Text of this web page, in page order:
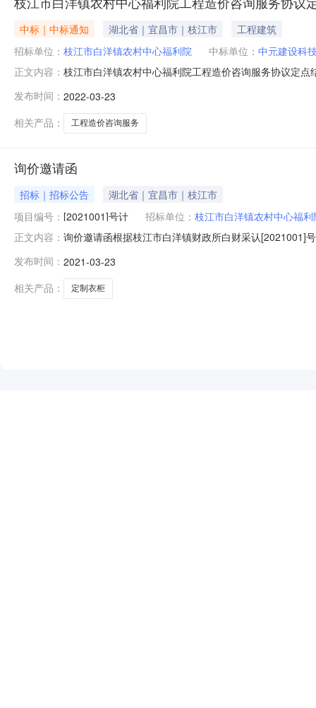
中标｜中标通知 湖北省｜宜昌市｜枝江市
工程建筑
招标单位： 枝江市白洋镇农村中心福利院 中标单位： 中元建设科
正文内容： 枝江市白洋镇农村中心福利院工程造价咨询服务协议定
求：枝江市白洋镇农村中心福利院厨房及室外改造工程
工
发布时间： 2022-03-23
相关产品：
工程造价咨询服务
询价邀请函
招标｜招标公告
湖北省｜宜昌市｜枝江市
项目编号： [2021001]号计 招标单位： 枝江市白洋镇农村中心福利
正文内容： 询价邀请函根据枝江市白洋镇财政所白财采认[2021001]
万元4、招标内容：购置定制衣柜55套。二、供应商资格
系的不同供应商
发布时间： 2021-03-23
相关产品：
定制衣柜